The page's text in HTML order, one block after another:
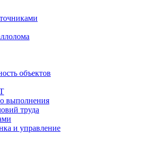
объектов
выполнения
труда
и управление